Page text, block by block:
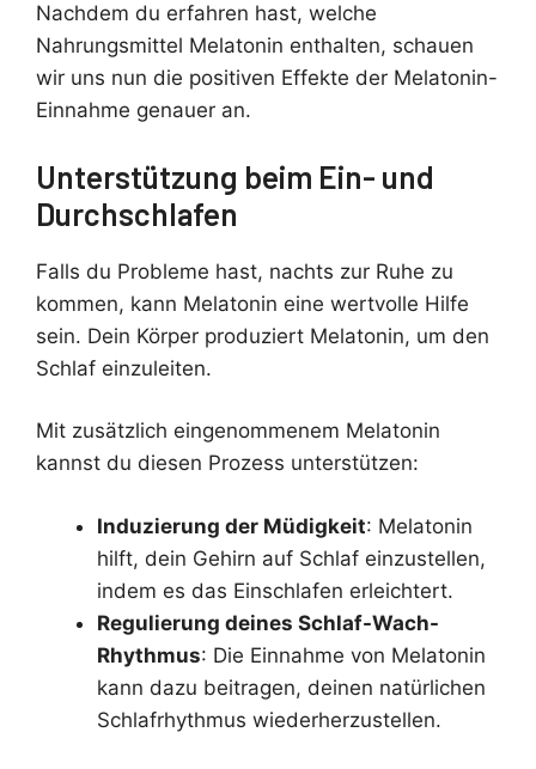
Nachdem du erfahren hast, welche
Nahrungsmittel Melatonin enthalten, schauen
wir uns nun die positiven Effekte der Melatonin-
Einnahme genauer an.
Unterstützung beim Ein- und
Durchschlafen
Falls du Probleme hast, nachts zur Ruhe zu
kommen, kann Melatonin eine wertvolle Hilfe
sein. Dein Körper produziert Melatonin, um den
Schlaf einzuleiten.
Mit zusätzlich eingenommenem Melatonin
kannst du diesen Prozess unterstützen:
Induzierung der Müdigkeit: Melatonin
hilft, dein Gehirn auf Schlaf einzustellen,
indem es das Einschlafen erleichtert.
Regulierung deines Schlaf-Wach-
Rhythmus: Die Einnahme von Melatonin
kann dazu beitragen, deinen natürlichen
Schlafrhythmus wiederherzustellen.